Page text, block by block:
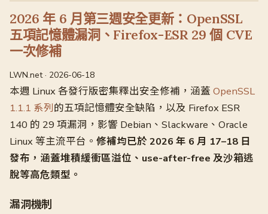
2026 年 6 月第三週安全更新：OpenSSL
五項記憶體漏洞、Firefox-ESR 29 個 CVE
一次修補
LWN.net · 2026-06-18
本週 Linux 各發行版密集釋出安全修補，涵蓋 OpenSSL
1.1.1 系列的五項記憶體安全缺陷，以及 Firefox ESR
140 的 29 項漏洞，影響 Debian、Slackware、Oracle
Linux 等主流平台。 修補均已於 2026 年 6 月 17–18 日
發布，涵蓋堆積緩衝區溢位、use-after-free 及沙箱逃
脫等高危類型。
漏洞機制